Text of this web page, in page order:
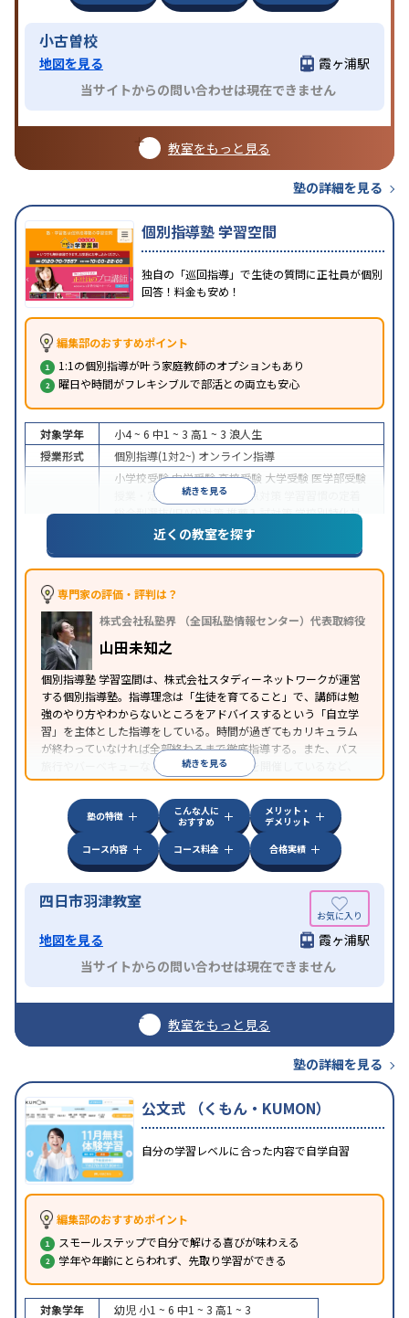
小古曽校
地図を見る
霞ヶ浦駅
当サイトからの問い合わせは現在できません
教室をもっと見る
塾の詳細を見る
個別指導塾 学習空間
独自の「巡回指導」で生徒の質問に正社員が個別
回答！料金も安め！
編集部のおすすめポイント
1:1の個別指導が叶う家庭教師のオプションもあり
曜日や時間がフレキシブルで部活との両立も安心
続きを見る
対象学年 小4 ~ 6 中1 ~ 3 高1 ~ 3 浪人生
授業形式
個別指導(1対2~) オンライン指導
小学校受験中学受験高校受験 大学受験 医学部受験
授業・定期テスト対策
内申点対策
総合型選抜(旧AO)対策推薦入試対策学校別特化対
国公立大対策私大対策 共通テスト対策
特徴
中高一貫校生に対応
可能 不登校生に対応
オンライン対応季節講習のみの受講可 発達障害の
子どもに対応
近くの教室を探す
専門家の評価・評判は？
株式会社私塾界 （全国私塾情報センター）代表取締役
山田未知之
個別指導塾 学習空間は、株式会社スタディーネットワークが運営
する個別指導塾。指導理念は「生徒を育てること」で、講師は勉
強のやり方やわからないところをアドバイスするという「自立学
習」を主体とした指導をしている。時間が過ぎてもカリキュラム
が終わっていなければ全部終わるまで徹底指導する。また、バス
旅行やバーベキューなどの「校外学習会」を開催しているなど、
独自の取り組みを行っている。
続きを見る
塾の特徴
こんな人に
おすすめ
メリット・
デメリット
コース内容
コース料金 合格実績
四日市羽津教室
地図を見る
霞ヶ浦駅
当サイトからの問い合わせは現在できません
教室をもっと見る
塾の詳細を見る
公文式 （くもん・KUMON）
自分の学習レベルに合った内容で自学自習
編集部のおすすめポイント
スモールステップで自分で解ける喜びが味わえる
学年や年齢にとらわれず、先取り学習ができる
対象学年 幼児 小1 ~ 6 中1 ~ 3 高1 ~ 3